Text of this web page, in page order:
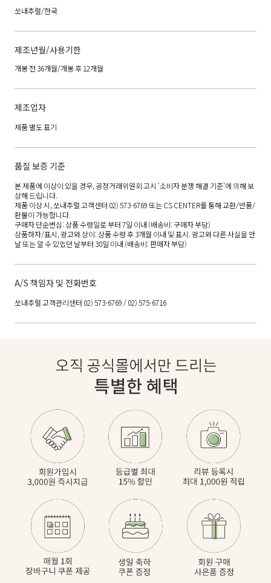
쏘내추럴/한국
제조년월/사용기한
개봉 전 36개월/개봉 후 12개월
제조업자
제품 별도 표기
품질 보증 기준
본 제품에 이상이 있을 경우, 공정거래위원회 고시 '소비자 분쟁 해결 기준'에 의해 보
상해 드립니다.
제품 이상 시, 쏘내추럴 고객센터 02) 573-6769 또는 CS CENTER를 통해 교환/반품/
환불이 가능합니다.
구매자 단순변심: 상품 수령일로 부터 7일 이내 (배송비: 구매자 부담)
상품하자/표시, 광고와 상이: 상품 수령 후 3개월 이내 및 표시. 광고와 다른 사실을 안
날 또는 알 수 있었던 날부터 30일 이내 (배송비: 판매자 부담)
A/S 책임자 및 전화번호
쏘내추럴 고객관리센터 02) 573-6769 / 02) 575-6716